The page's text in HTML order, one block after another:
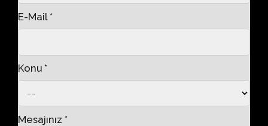
E-Mail *
Konu *
Mesajınız *